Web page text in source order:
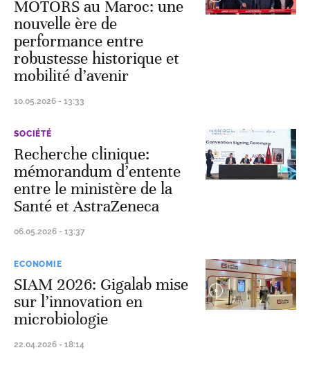
MOTORS au Maroc: une
nouvelle ère de
performance entre
robustesse historique et
mobilité d’avenir
10.05.2026 - 13:33
SOCIÉTÉ
Recherche clinique:
mémorandum d’entente
entre le ministère de la
Santé et AstraZeneca
06.05.2026 - 13:37
ECONOMIE
SIAM 2026: Gigalab mise
sur l’innovation en
microbiologie
22.04.2026 - 18:14